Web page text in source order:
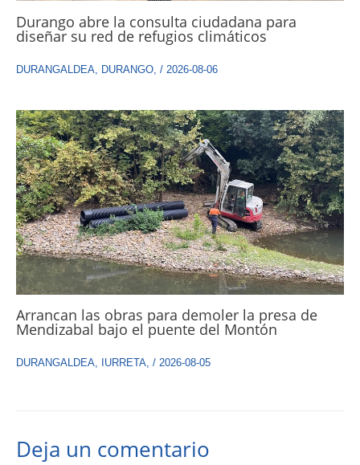
Durango abre la consulta ciudadana para
diseñar su red de refugios climáticos
DURANGALDEA DURANGO / 2026-08-06
Arrancan las obras para demoler la presa de
Mendizabal bajo el puente del Montón
DURANGALDEA, IURRETA, / 2026-08-05
Deja un comentario